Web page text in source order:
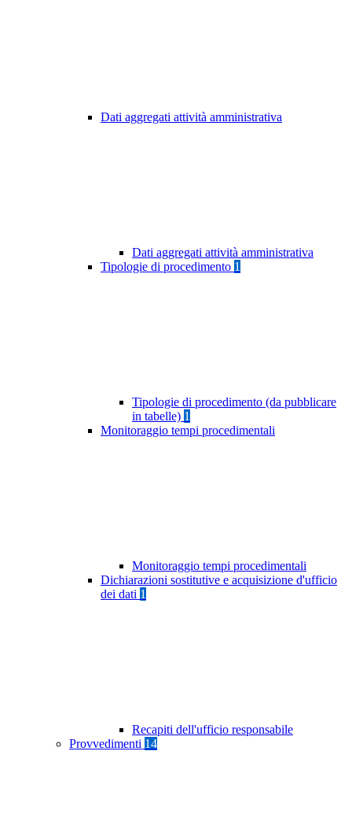
Dati aggregati attività amministrativa
Dati aggregati attività amministrativa
Tipologie di procedimento 1
Tipologie di procedimento (da pubblicare
in tabelle) 1
Monitoraggio tempi procedimentali
Monitoraggio tempi procedimentali
Dichiarazioni sostitutive e acquisizione d'ufficio
dei dati 1
Recapiti dell'ufficio responsabile
Provvedimenti 14